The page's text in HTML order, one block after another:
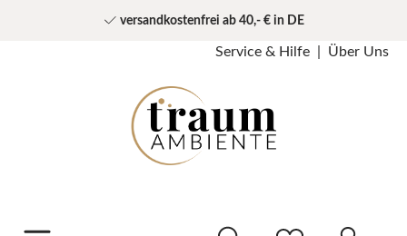
versandkostenfrei ab 40,- € in DE
Service & Hilfe Über Uns